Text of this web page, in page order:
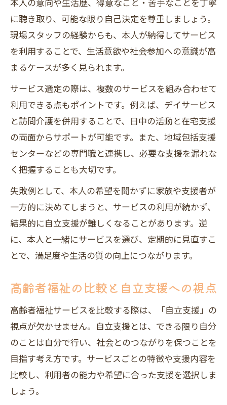
に聴き取り、可能な限り自己決定を尊重しましょう。
現場スタッフの経験からも、本人が納得してサービス
を利用することで、生活意欲や社会参加への意識が高
まるケースが多く見られます。
サービス選定の際は、複数のサービスを組み合わせて
利用できる点もポイントです。例えば、デイサービス
と訪問介護を併用することで、日中の活動と在宅支援
の両面からサポートが可能です。また、地域包括支援
センターなどの専門職と連携し、必要な支援を漏れな
く把握することも大切です。
失敗例として、本人の希望を聞かずに家族や支援者が
一方的に決めてしまうと、サービスの利用が続かず、
結果的に自立支援が難しくなることがあります。逆
に、本人と一緒にサービスを選び、定期的に見直すこ
とで、満足度や生活の質の向上につながります。
高齢者福祉の比較と自立支援への視点
高齢者福祉サービスを比較する際は、「自立支援」の
視点が欠かせません。自立支援とは、できる限り自分
のことは自分で行い、社会とのつながりを保つことを
目指す考え方です。サービスごとの特徴や支援内容を
比較し、利用者の能力や希望に合った支援を選択しま
しょう。